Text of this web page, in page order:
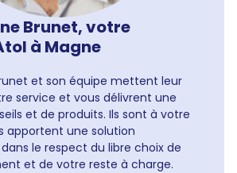
Brunet, votre
à Magne
et son équipe mettent leur
service et vous délivrent une
et de produits. Ils sont à votre
apportent une solution
le respect du libre choix de
et de votre reste à charge.